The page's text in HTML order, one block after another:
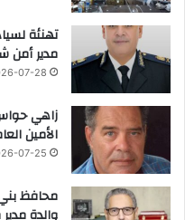
تهنئة
مدير أمن
07-28
زاهي
الأمين
07-25
محافظ